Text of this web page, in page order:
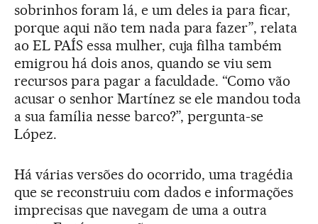
sobrinhos foram lá, e um deles ia para ficar,
porque aqui não tem nada para fazer”, relata
ao EL PAÍS essa mulher, cuja filha também
emigrou há dois anos, quando se viu sem
recursos para pagar a faculdade. “Como vão
acusar o senhor Martínez se ele mandou toda
a sua família nesse barco?”, pergunta-se
López.
Há várias versões do ocorrido, uma tragédia
que se reconstruiu com dados e informações
imprecisas que navegam de uma a outra